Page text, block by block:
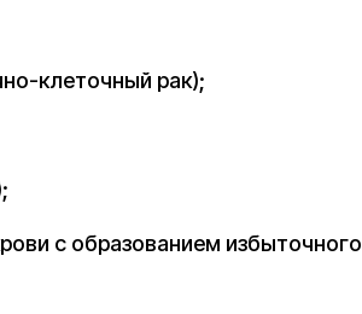
клеточный рак);
с образованием избыточного